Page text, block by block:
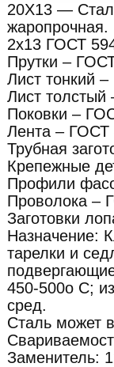
20Х13 —
жаропрочная.
2х13 ГОСТ
Прутки –
Лист тонкий
Лист
Поковки –
Лента – ГОСТ
Трубная
Крепежные
Профили
Проволока –
Заготовки
Назначение:
тарелки и
450-500о С;
сред.
Сталь может
Заменитель: